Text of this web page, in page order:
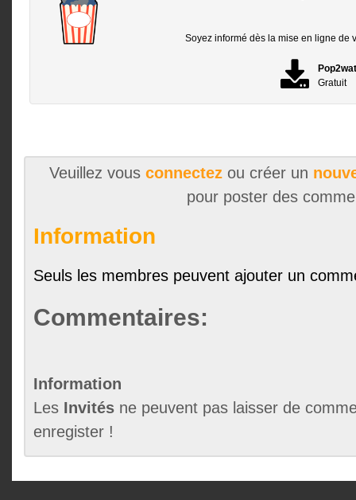
Soyez informé dès la mise en ligne de
Gratuit
Veuillez vous connectezou créer un
pour poster des
Information
Seuls les membres peuvent ajouter un
Commentaires:
Information
Les Invités ne peuvent pas laisser de
enregister !